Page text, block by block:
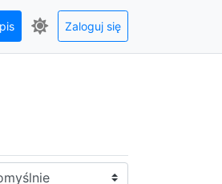
Zaloguj się